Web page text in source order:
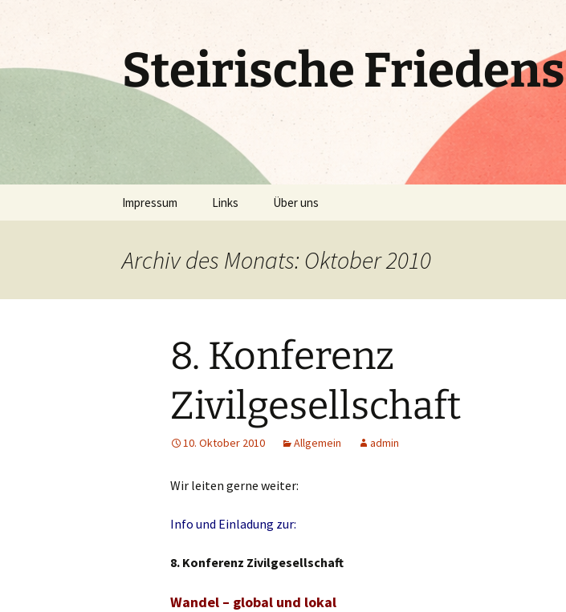
Steirische
Impressum Links Über uns
Archiv des Monats: Oktober 2010
8. Konferenz
Zivilgesellschaft
10. Oktober 2010 Allgemein admin
Wir leiten gerne weiter:
Info und Einladung zur:
8. Konferenz Zivilgesellschaft
Wandel – global und lokal